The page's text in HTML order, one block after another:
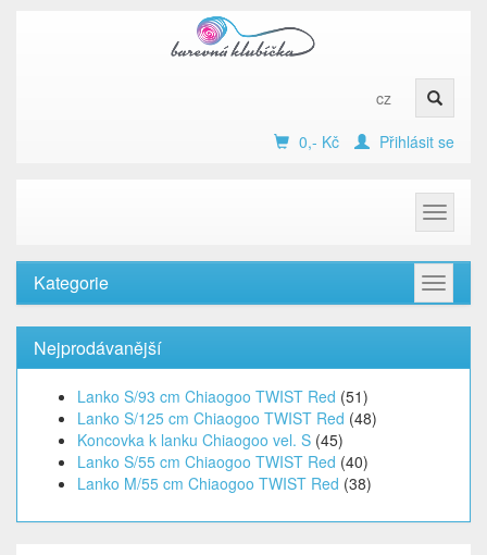
cz
0,- Kč Přihlásit se
Toggle
Toggle
Kategorie
Nejprodávanější
Lanko S/93 cm Chiaogoo TWIST Red (51)
Lanko S/125 cm Chiaogoo TWIST Red (48)
Koncovka k lanku Chiaogoo vel. S (45)
Lanko S/55 cm Chiaogoo TWIST Red (40)
Lanko M/55 cm Chiaogoo TWIST Red (38)